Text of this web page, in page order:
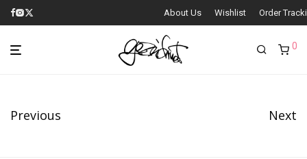
About Us Wishlist Order
0
Previous Next